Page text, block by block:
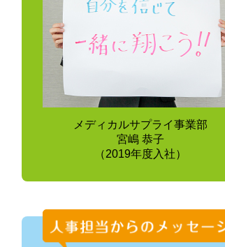
メディカルサプライ事業部
宮嶋 恭子
（2019年度入社）